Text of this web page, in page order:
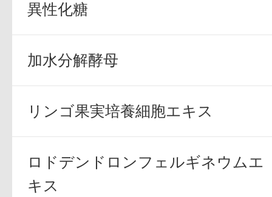
ファッション
異性化糖
加水分解酵母
リンゴ果実培養細胞エキス
ロドデンドロンフェルギネウムエ
キス